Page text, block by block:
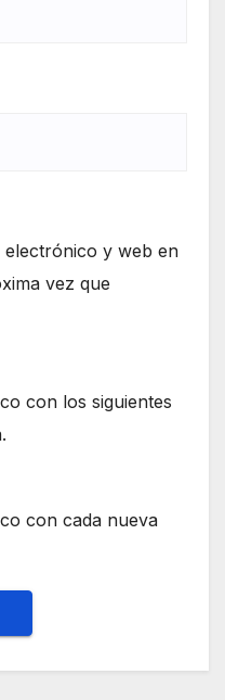
y web en
vez que
con los siguientes
con cada nueva